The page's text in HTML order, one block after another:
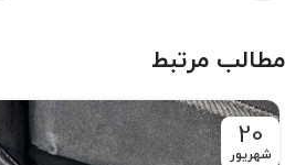
مطالب مرتبط
20
شهریور